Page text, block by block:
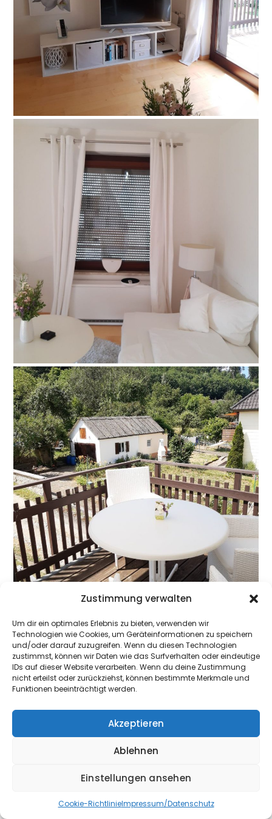
Zustimmung verwalten
Um dir ein optimales Erlebnis zu bieten, verwenden wir
Technologien wie Cookies, um Geräteinformationen zu speichern
und/oder darauf zuzugreifen. Wenn du diesen Technologien
zustimmst, können wir Daten wie das Surfverhalten oder eindeutige
IDs auf dieser Website verarbeiten. Wenn du deine Zustimmung
nicht erteilst oder zurückziehst, können bestimmte Merkmale und
Funktionen beeinträchtigt werden.
Akzeptieren
Ablehnen
Einstellungen ansehen
Cookie-RichtlinieImpressum/Datenschutz